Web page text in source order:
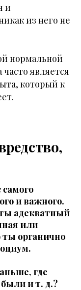
и
из него не
нормальной
является
который к
и важного.
ты адекватный
или
ты органично
где
и т. д.?